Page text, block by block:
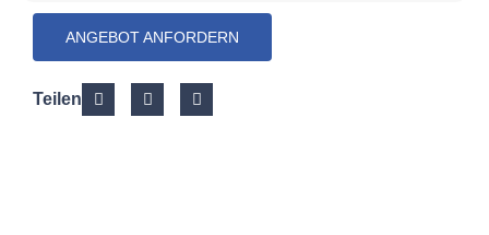
ANGEBOT ANFORDERN
Teilen